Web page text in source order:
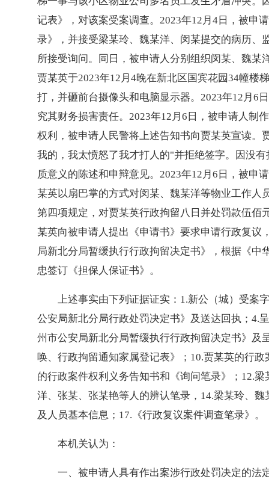
记表》，对该案受案调查。2023年12月4日，被申
录》，并接受梁某玲、魏某洋、闵某提交的病历、
所接受询问。同日，被申请人分别组织闵某、魏
贾某英于2023年12月4晚在新北区国宾花园34幢楼
打，并砸前台摄像头和电脑显示器。2023年12月6
究其财务损害责任。2023年12月6日，被申请人制
权利，被申请人民警将上述告知书向贾某英宣读
我的，我太愤怒了我才打人的"并拒绝签字。因没
质意义的陈述和申辩意见。2023年12月6日，被申
某英以扇巴掌的方式对闵某、魏某洋等物业工作
第四项规定，对贾某英行政拘留八日并处罚款伍
某英向被申请人提出《申请书》要求申请行政复议
局新北分局暂缓执行行政拘留决定书》，根据《
忠签订《担保人保证书》。
上述事实由下列证据证实：1.新公（城）受案
公安局新北分局行政处罚决定书》及送达回执；4.
州市公安局新北分局暂缓执行行政拘留决定书》及
唤、行政拘留通知家属登记表》；10.贾某英的行
的行政案件权利义务告知书和《询问笔录》；12.
洋、张某、张某艳等人的辨认笔录，14.梁某玲、
及人员基本信息；17.《行政复议案件调查笔录》。
本机关认为：
一、被申请人具有作出案涉行政处罚决定的法